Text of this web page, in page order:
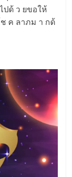
ปด้ ว ยขอให้
ช ค ลาภม า กด้